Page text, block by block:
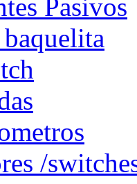
Pasivos
/